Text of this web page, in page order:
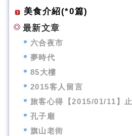
美食介紹(*0篇)
最新文章
六合夜市
夢時代
85大樓
2015客人留言
旅客心得【2015/01/11】止
孔子廟
旗山老街